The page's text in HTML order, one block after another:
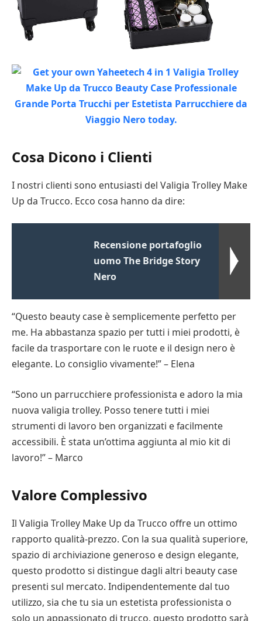
Cosa Dicono i Clienti
I nostri clienti sono entusiasti del Valigia Trolley Make
Up da Trucco. Ecco cosa hanno da dire:
Recensione portafoglio
uomo The Bridge Story
Nero
“Questo beauty case è semplicemente perfetto per
me. Ha abbastanza spazio per tutti i miei prodotti, è
facile da trasportare con le ruote e il design nero è
elegante. Lo consiglio vivamente!” – Elena
“Sono un parrucchiere professionista e adoro la mia
nuova valigia trolley. Posso tenere tutti i miei
strumenti di lavoro ben organizzati e facilmente
accessibili. È stata un’ottima aggiunta al mio kit di
lavoro!” – Marco
Valore Complessivo
Il Valigia Trolley Make Up da Trucco offre un ottimo
rapporto qualità-prezzo. Con la sua qualità superiore,
spazio di archiviazione generoso e design elegante,
questo prodotto si distingue dagli altri beauty case
presenti sul mercato. Indipendentemente dal tuo
utilizzo, sia che tu sia un estetista professionista o
solo un appassionato di trucco, questo prodotto sarà